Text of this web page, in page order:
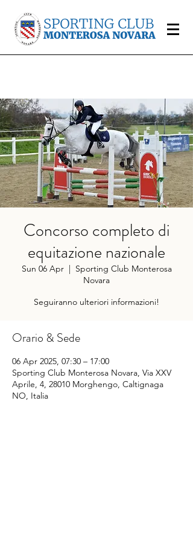
Concorso completo di
equitazione nazionale
Sun 06 Apr
  |
Sporting Club Monterosa
Novara
Seguiranno ulteriori informazioni!
Orario & Sede
06 Apr 2025, 07:30 – 17:00
Sporting Club Monterosa Novara, Via XXV
Aprile, 4, 28010 Morghengo, Caltignaga
NO, Italia